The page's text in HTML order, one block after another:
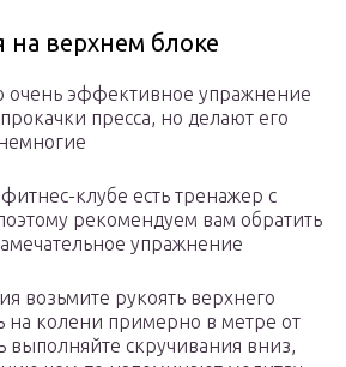
на верхнем блоке
очень эффективное упражнение
пресса, но делают его
клубе есть тренажер с
рекомендуем вам обратить
упражнение
возьмите рукоять верхнего
на колени примерно в метре от
выполняйте скручивания вниз,